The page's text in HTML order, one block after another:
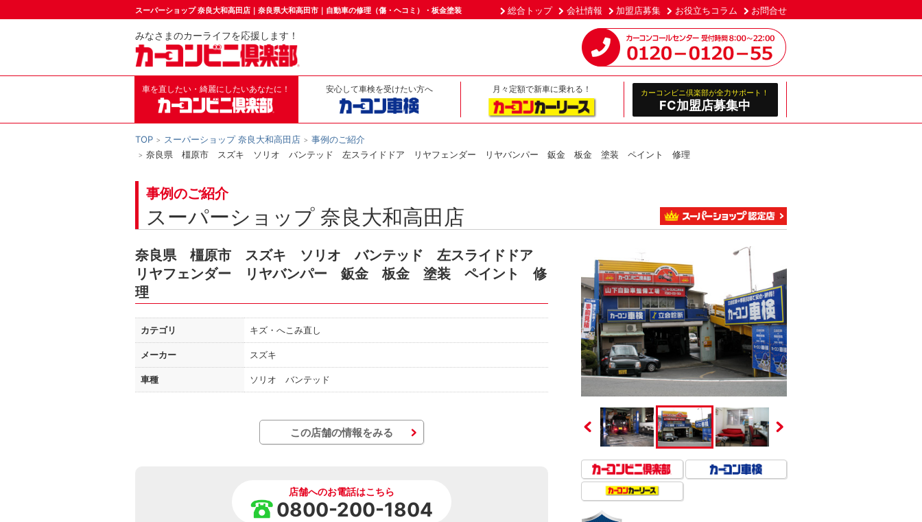
スーパーショップ 奈良大和高田店｜奈良県大和高田市｜自動車の修理（傷・ヘコミ）・板金塗装 総合トップ 会社情報 加盟店募集 お役立ちコラム お問合せ
みなさまのカーライフを応援します！
車を直したい・綺麗にしたいあなたに！ 安心して車検を受けたい方へ 月々定額で新車に乗れる！ カーコンビニ倶楽部が全力サポート！
FC加盟店募集中
TOP スーパーショップ 奈良大和高田店
事例のご紹介
奈良県 橿原市 スズキ ソリオ バンテッド 左スライドドア リヤフェンダー リヤバンパー 鈑金 板金 塗装 ペイント 修理
事例のご紹介
スーパーショップ 奈良大和高田店
奈良県 橿原市 スズキ ソリオ バンテッド 左スライドドア
リヤフェンダー リヤバンパー 鈑金 板金 塗装 ペイント 修
理
カテゴリ キズ・へこみ直し
メーカー スズキ
車種 ソリオ バンテッド
この店舗の情報をみる
店舗へのお電話はこちら
0800-200-1804